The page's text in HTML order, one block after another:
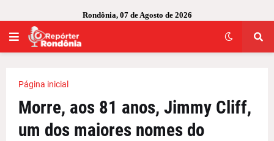
Rondônia, 07 de Agosto de 2026
Página inicial
Morre, aos 81 anos, Jimmy Cliff,
um dos maiores nomes do